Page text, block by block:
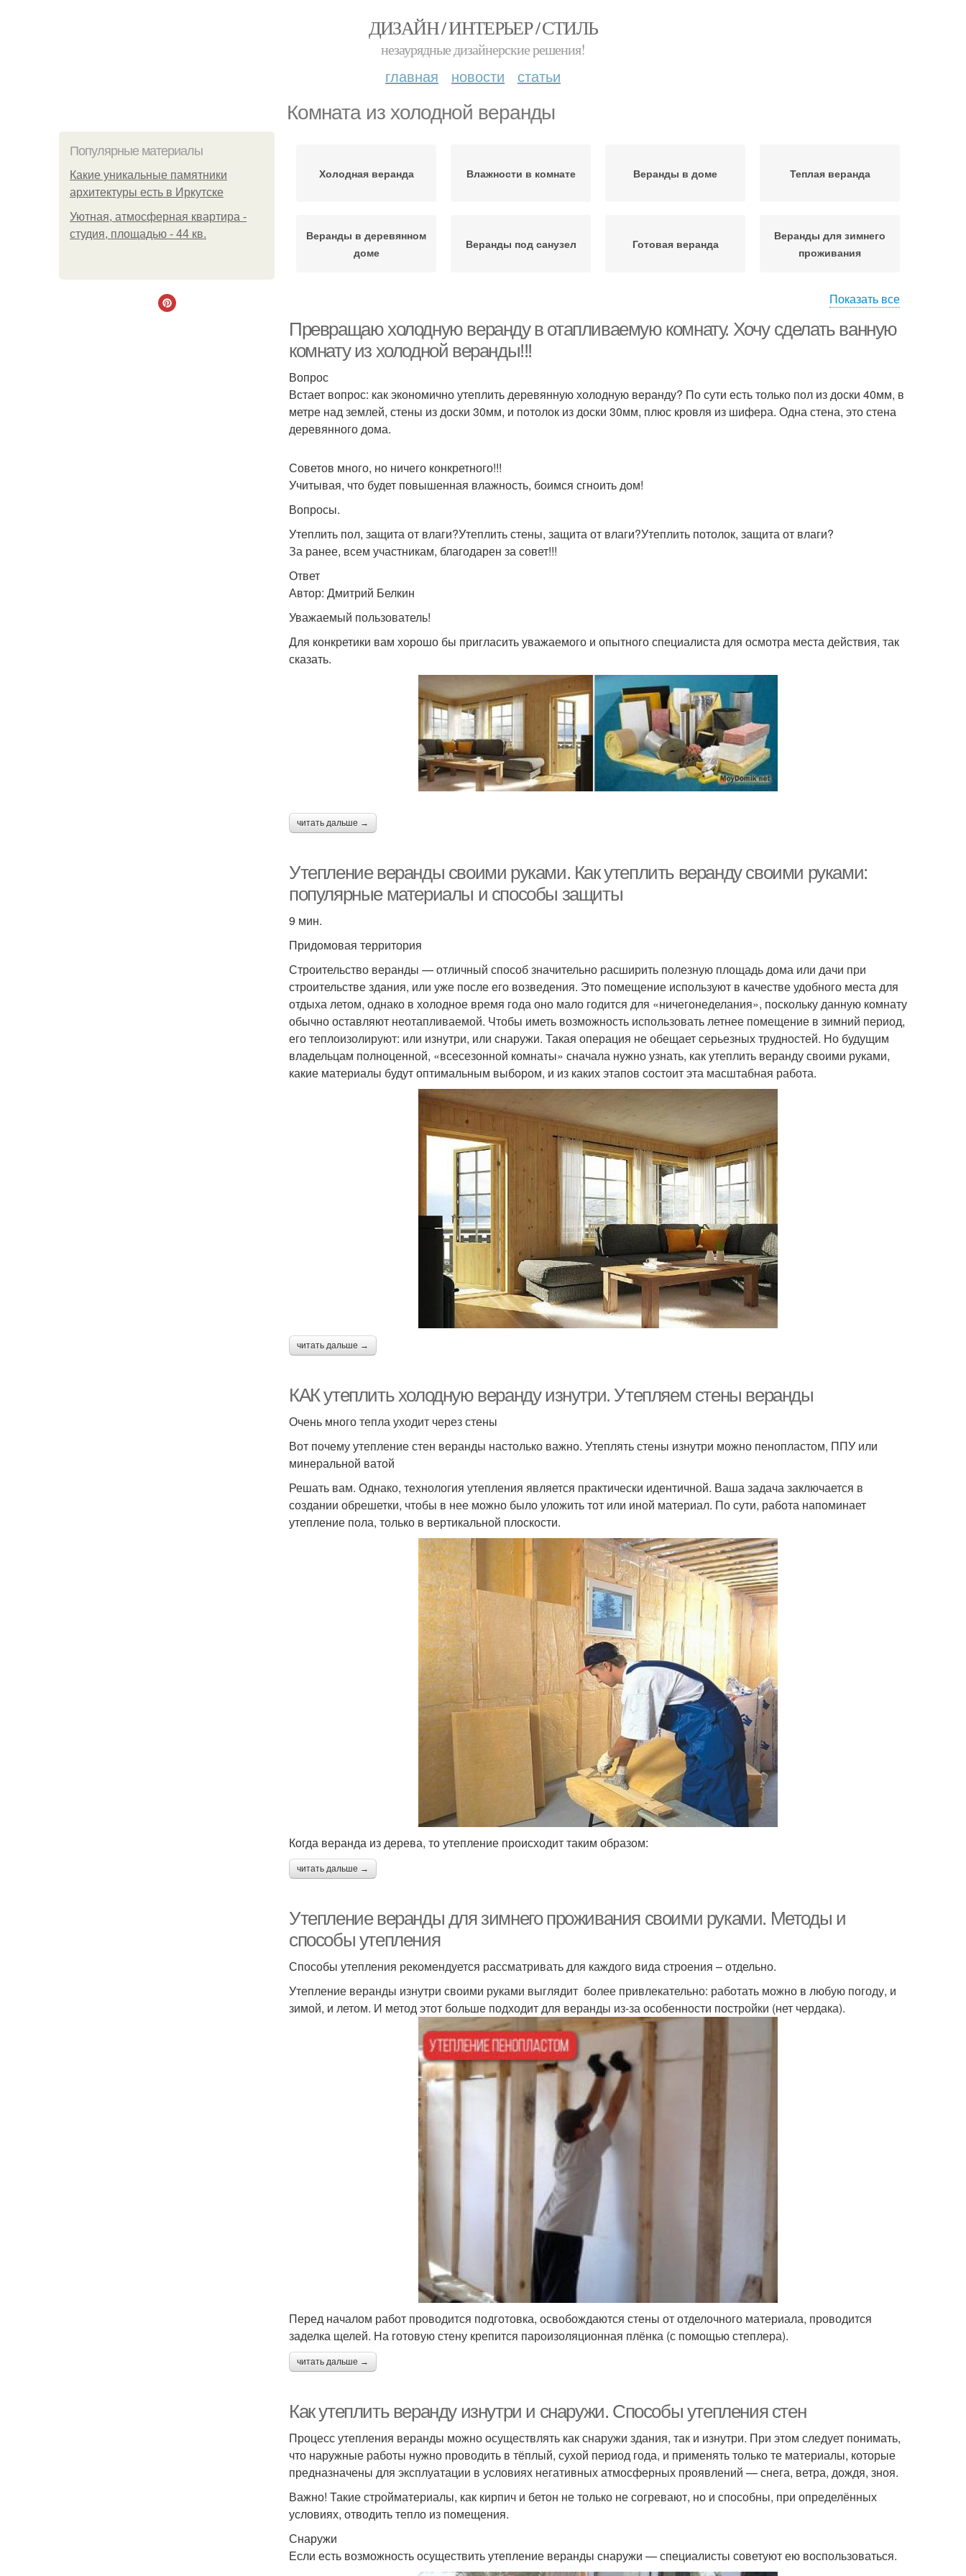
ДИЗАЙН / ИНТЕРЬЕР / СТИЛЬ
незаурядные дизайнерские решения!
главная новости статьи
Комната из холодной веранды
Популярные материалы
Какие уникальные памятники
архитектуры есть в Иркутске
Уютная, атмосферная квартира -
студия, площадью - 44 кв.
Холодная веранда Влажности в комнате Веранды в доме Теплая веранда
Веранды в деревянном
доме
Веранды под санузел Готовая веранда
Веранды для зимнего
проживания
комнату
Санузел на веранде
Показать все
Превращаю холодную веранду в отапливаемую комнату. Хочу сделать ванную
комнату из холодной веранды!!!
Вопрос
Встает вопрос: как экономично утеплить деревянную холодную веранду? По сути есть только пол из доски 40мм, в
метре над землей, стены из доски 30мм, и потолок из доски 30мм, плюс кровля из шифера. Одна стена, это стена
деревянного дома.
Советов много, но ничего конкретного!!!
Учитывая, что будет повышенная влажность, боимся сгноить дом!
Вопросы.
Утеплить пол, защита от влаги?Утеплить стены, защита от влаги?Утеплить потолок, защита от влаги?
За ранее, всем участникам, благодарен за совет!!!
Ответ
Автор: Дмитрий Белкин
Уважаемый пользователь!
Для конкретики вам хорошо бы пригласить уважаемого и опытного специалиста для осмотра места действия, так
сказать.
читать дальше →
Утепление веранды своими руками. Как утеплить веранду своими руками:
популярные материалы и способы защиты
9 мин.
Придомовая территория
Строительство веранды — отличный способ значительно расширить полезную площадь дома или дачи при
строительстве здания, или уже после его возведения. Это помещение используют в качестве удобного места для
отдыха летом, однако в холодное время года оно мало годится для «ничегонеделания», поскольку данную комнату
обычно оставляют неотапливаемой. Чтобы иметь возможность использовать летнее помещение в зимний период,
его теплоизолируют: или изнутри, или снаружи. Такая операция не обещает серьезных трудностей. Но будущим
владельцам полноценной, «всесезонной комнаты» сначала нужно узнать, как утеплить веранду своими руками,
какие материалы будут оптимальным выбором, и из каких этапов состоит эта масштабная работа.
читать дальше →
КАК утеплить холодную веранду изнутри. Утепляем стены веранды
Очень много тепла уходит через стены
Вот почему утепление стен веранды настолько важно. Утеплять стены изнутри можно пенопластом, ППУ или
минеральной ватой
Решать вам. Однако, технология утепления является практически идентичной. Ваша задача заключается в
создании обрешетки, чтобы в нее можно было уложить тот или иной материал. По сути, работа напоминает
утепление пола, только в вертикальной плоскости.
Когда веранда из дерева, то утепление происходит таким образом:
читать дальше →
Утепление веранды для зимнего проживания своими руками. Методы и
способы утепления
Способы утепления рекомендуется рассматривать для каждого вида строения – отдельно.
Утепление веранды изнутри своими руками выглядит более привлекательно: работать можно в любую погоду, и
зимой, и летом. И метод этот больше подходит для веранды из-за особенности постройки (нет чердака).
Перед началом работ проводится подготовка, освобождаются стены от отделочного материала, проводится
заделка щелей. На готовую стену крепится пароизоляционная плёнка (с помощью степлера).
читать дальше →
Как утеплить веранду изнутри и снаружи. Способы утепления стен
Процесс утепления веранды можно осуществлять как снаружи здания, так и изнутри. При этом следует понимать,
что наружные работы нужно проводить в тёплый, сухой период года, и применять только те материалы, которые
предназначены для эксплуатации в условиях негативных атмосферных проявлений — снега, ветра, дождя, зноя.
Важно! Такие стройматериалы, как кирпич и бетон не только не согревают, но и способны, при определённых
условиях, отводить тепло из помещения.
Снаружи
Если есть возможность осуществить утепление веранды снаружи — специалисты советуют ею воспользоваться.